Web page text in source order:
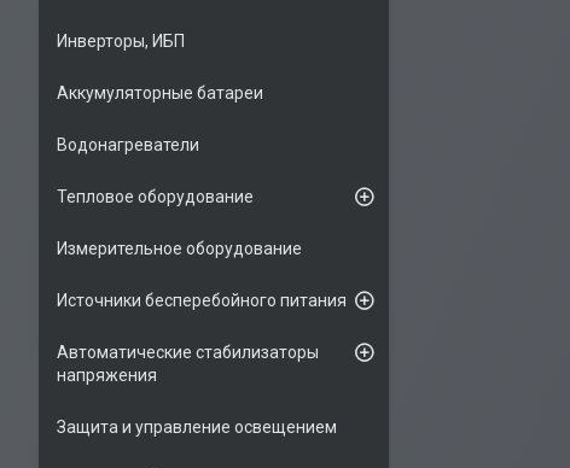
Инверторы, ИБП
Аккумуляторные батареи
Водонагреватели
Тепловое оборудование
Измерительное оборудование
Источники бесперебойного питания
Автоматические стабилизаторы
напряжения
Защита и управление освещением